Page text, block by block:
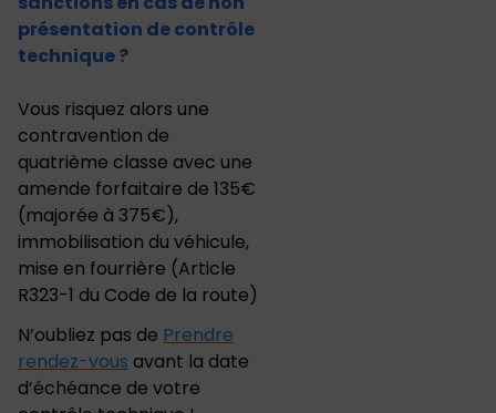
présentation de contrôle
technique ?
Vous risquez alors une
contravention de
quatrième classe avec une
amende forfaitaire de 135€
(majorée à 375€),
immobilisation du véhicule,
mise en fourrière (Article
R323-1 du Code de la route)
N’oubliez pas de Prendre
rendez-vous avant la date
d’échéance de votre